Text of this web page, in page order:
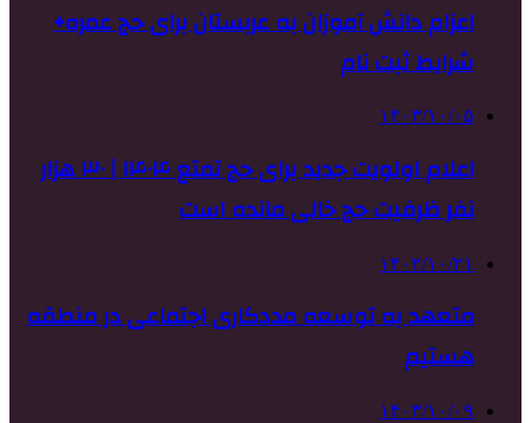
اعزام دانش آموزان به عربستان برای حج عمره+
شرایط ثبت نام
۱۴۰۳/۱۰/۰۵
اعلام اولویت‌ جدید برای حج تمتع ۱۴۰۴ | ۳۰ هزار
نفر ظرفیت حج خالی مانده است
۱۴۰۲/۱۰/۲۱
متعهد به توسعه مددکاری اجتماعی در منطقه
هستیم
۱۴۰۳/۱۰/۰۹